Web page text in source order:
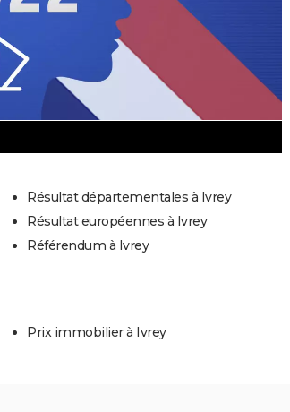
Résultat départementales à Ivrey
Résultat européennes à Ivrey
Référendum à Ivrey
Prix immobilier à Ivrey